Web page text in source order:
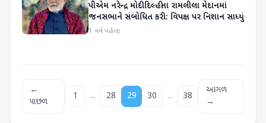
પીએમ નરેન્દ્ર મોદી દિલ્હીના રામલીલા મેદાનમાં
જનસભાને સંબોધિત કરી : વિપક્ષ પર નિશાન સાધ્યું
1 વર્ષ પહેલા
←
પાછળ
1 ... 28 29 30 ... 38
આગળ
→